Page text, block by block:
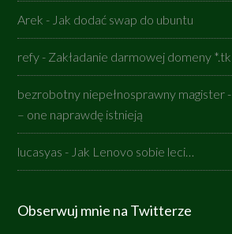
Arek - Jak dodać swap do ubuntu
refy - Zakładanie darmowej domeny *.tk
bezrobotny niepełnosprawny magister -
– one naprawdę istnieją
lucasyas - Jak Lenovo sobie leci…
Obserwuj mnie na Twitterze